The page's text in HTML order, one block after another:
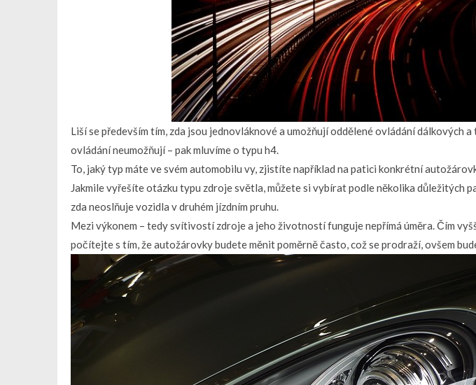
Liší se především tím, zda jsou jednovláknové a umožňují oddělené ovládání
ovládání neumožňují – pak mluvíme o typu h4.
To, jaký typ máte ve svém automobilu vy, zjistíte například na patici konkrétní
Jakmile vyřešíte otázku typu zdroje světla, můžete si vybírat podle několika důležitých
zda neoslňuje vozidla v druhém jízdním pruhu.
Mezi výkonem – tedy svítivostí zdroje a jeho životností funguje nepřímá úměra. Čím
počítejte s tím, že autožárovky budete měnit poměrně často, což se prodraží, ovšem